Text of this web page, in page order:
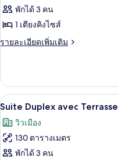
ล
สวี
ของ
Suite
Deluxe
-
Montaigne
พักได้ 3 คน
1 เตียงคิงไซส์
รายละเอียดเพิ่มเติม
ราย
เกี่ยว
กับ
Suite
-
Vue
Montaigne
เปิด
ภาพถ่าย
ทั้งหมด
ของ
5
Suite Duplex avec Terrasse
วิวเมือง
130 ตารางเมตร
พักได้ 3 คน